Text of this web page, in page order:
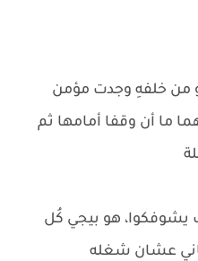
و من خلفهِ وجدت مؤمن
ما أن وقفا أمامها ثم
هو بيجي كُل
عشان شغله